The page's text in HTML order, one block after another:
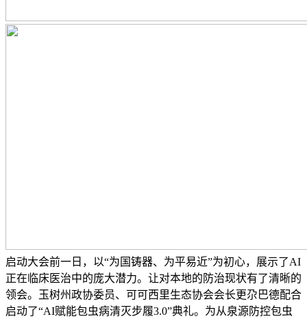
启动大会前一日，以“为国铸器、为平易近”为初心，展示了AI
正在临床医治中的庞大潜力。让对本地的防治现状有了清晰的
领会。玉树州政协委员、可可西里生态协会会长更尕巴德配合
启动了“AI赋能包虫病清灭步履3.0”典礼。为从泉源防控包虫